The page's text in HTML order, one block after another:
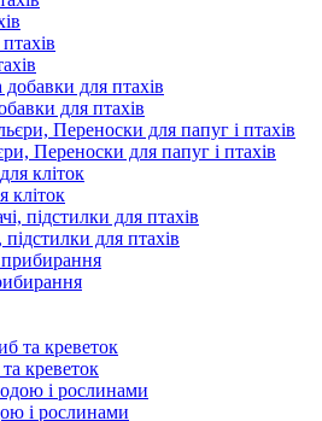
для птахів
Переноски для папуг і птахів
кліток
для птахів
креветок
і рослинами